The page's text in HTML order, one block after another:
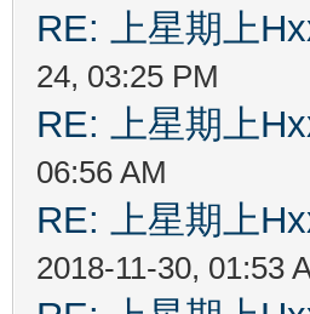
RE: 上星期上
24, 03:25 PM
RE: 上星期上
06:56 AM
RE: 上星期上
2018-11-30, 01:53